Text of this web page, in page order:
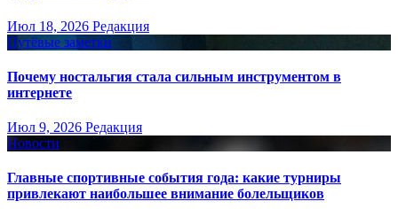
Июл 18, 2026 Редакция
Путёвые заметки
Почему ностальгия стала сильным инструментом в
интернете
Июл 9, 2026 Редакция
Новости
Главные спортивные события года: какие турниры
привлекают наибольшее внимание болельщиков